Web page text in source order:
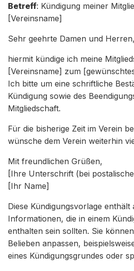
Betreff: Kündigung meiner
[Vereinsname]
Sehr geehrte Damen und Herren,
hiermit kündige ich meine
[Vereinsname] zum
Ich bitte um eine schriftliche
Kündigung sowie des
Mitgliedschaft.
Für die bisherige Zeit im Verein
wünsche dem Verein weiterhin
Mit freundlichen Grüßen,
[Ihre Unterschrift (bei
[Ihr Name]
Diese Kündigungsvorlage enthält
Informationen, die in einem
enthalten sein sollten. Sie
Belieben anpassen,
eines Kündigungsgrundes oder